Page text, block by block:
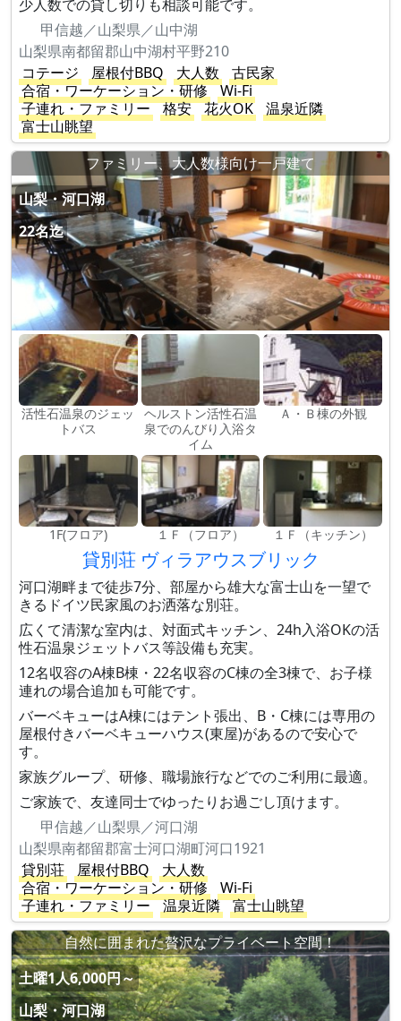
少人数での貸し切りも相談可能です。
甲信越／山梨県／山中湖
山梨県南都留郡山中湖村平野210
コテージ
屋根付BBQ 大人数
古民家
合宿・ワーケーション・研修
Wi-Fi
子連れ・ファミリー
格安 花火OK
温泉近隣
富士山眺望
ファミリー、大人数様向け一戸建て
山梨・河口湖
22名迄
活性石温泉のジェッ
トバス
ヘルストン活性石温
泉でのんびり入浴タ
イム
Ａ・Ｂ棟の外観
1F(フロア) １Ｆ（フロア） １Ｆ（キッチン）
貸別荘 ヴィラアウスブリック
河口湖畔まで徒歩7分、部屋から雄大な富士山を一望で
きるドイツ民家風のお洒落な別荘。
広くて清潔な室内は、対面式キッチン、24h入浴OKの活
性石温泉ジェットバス等設備も充実。
12名収容のA棟B棟・22名収容のC棟の全3棟で、お子様
連れの場合追加も可能です。
バーベキューはA棟にはテント張出、B・C棟には専用の
屋根付きバーベキューハウス(東屋)があるので安心で
す。
家族グループ、研修、職場旅行などでのご利用に最適。
ご家族で、友達同士でゆったりお過ごし頂けます。
甲信越／山梨県／河口湖
山梨県南都留郡富士河口湖町河口1921
貸別荘
屋根付BBQ
大人数
合宿・ワーケーション・研修
Wi-Fi
子連れ・ファミリー
温泉近隣
富士山眺望
自然に囲まれた贅沢なプライベート空間！
土曜1人6,000円～
山梨・河口湖